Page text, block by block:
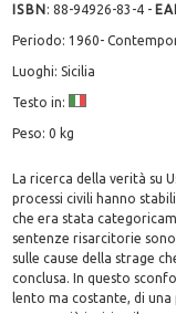
ISBN:88-94926-83-4 -
Periodo: 1960-
Luoghi: Sicilia
Testo in:
Peso: 0 kg
La ricerca della verità su
processi civili hanno
che era stata
sentenze risarcitorie
sulle cause della strage
conclusa. In questo
lento ma costante, di